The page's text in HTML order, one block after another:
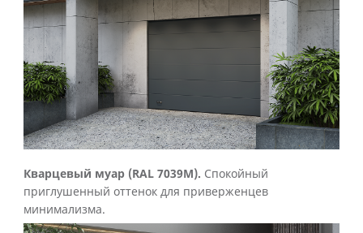
Кварцевый муар (RAL 7039M). Спокойный
приглушенный оттенок для приверженцев
минимализма.